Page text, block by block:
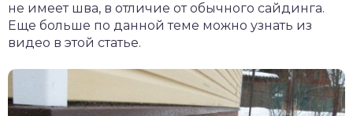
не имеет шва, в отличие от обычного сайдинга.
Еще больше по данной теме можно узнать из
видео в этой статье.